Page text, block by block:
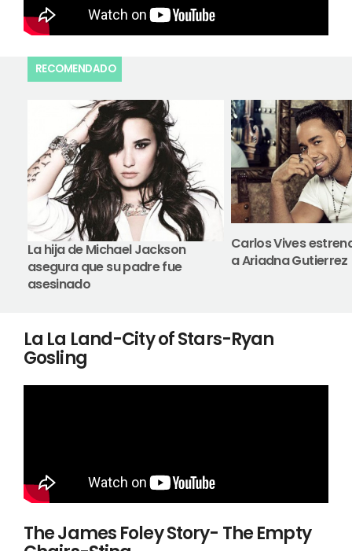
RECOMENDADO
La hija de Michael Jackson
asegura que su padre fue
asesinado
Carlos Vives
a Ariadna Gutierrez
La La Land-City of Stars-Ryan
Gosling
The James Foley Story- The Empty